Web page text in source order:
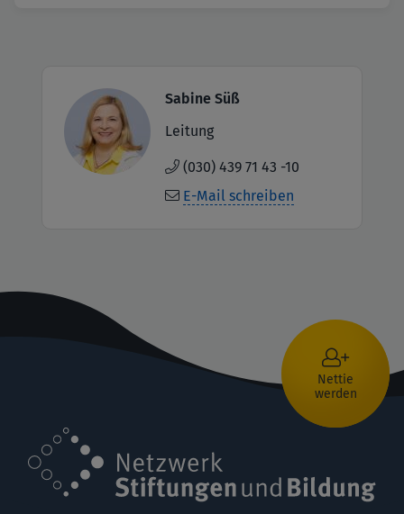
Image
Sabine Süß
Leitung
(030) 439 71 43 -10
E-Mail schreiben
Nettie
werden